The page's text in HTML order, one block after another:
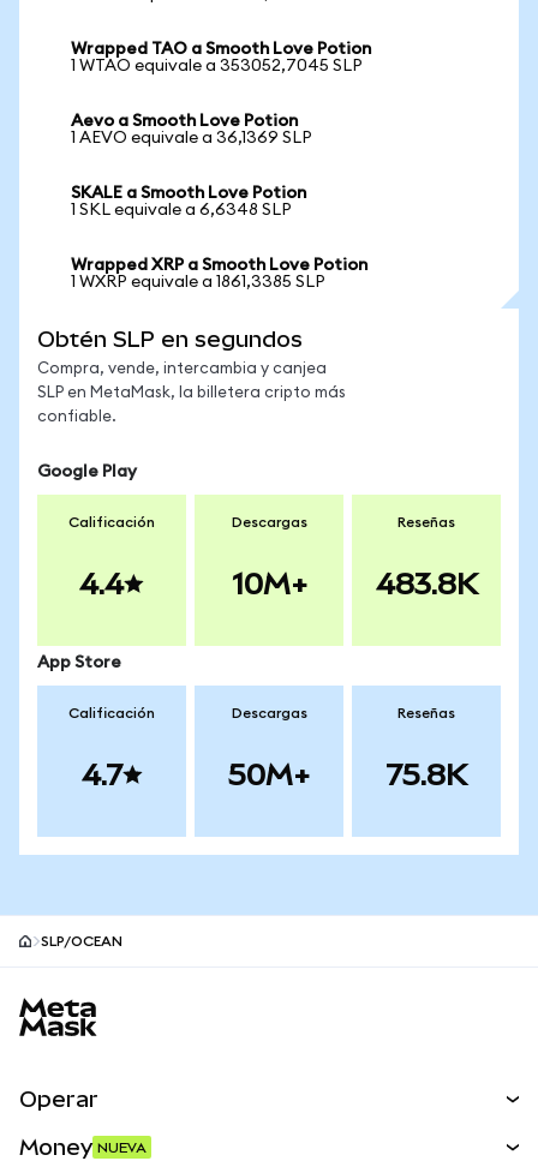
Wrapped TAO a Smooth Love Potion
1 WTAO equivale a 353052,7045 SLP
Aevo a Smooth Love Potion
1 AEVO equivale a 36,1369 SLP
SKALE a Smooth Love Potion
1 SKL equivale a 6,6348 SLP
Wrapped XRP a Smooth Love Potion
1 WXRP equivale a 1861,3385 SLP
Obtén SLP en segundos
Compra, vende, intercambia y canjea
SLP en MetaMask, la billetera cripto más
confiable.
Google Play
Calificación
4.4
Descargas
10M+
Reseñas
483.8K
App Store
Calificación
4.7
Descargas
50M+
Reseñas
75.8K
SLP/OCEAN
Operar
Money NUEVA